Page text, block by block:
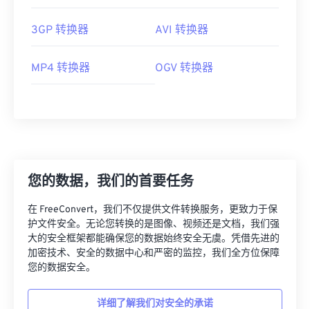
3GP 转换器 AVI 转换器
MP4 转换器 OGV 转换器
您的数据，我们的首要任务
在 FreeConvert，我们不仅提供文件转换服务，更致力于保
护文件安全。无论您转换的是图像、视频还是文档，我们强
大的安全框架都能确保您的数据始终安全无虞。凭借先进的
加密技术、安全的数据中心和严密的监控，我们全方位保障
您的数据安全。
详细了解我们对安全的承诺